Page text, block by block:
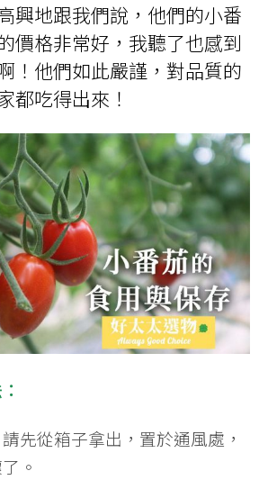
興地跟我們說，他們的小番
價格非常好，我聽了也感到
！他們如此嚴謹，對品質的
都吃得出來！
先從箱子拿出，置於通風處，
。